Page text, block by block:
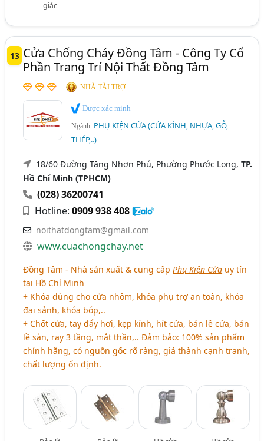
giác
13 Cửa Chống Cháy Đồng Tâm - Công Ty Cổ
Phần Trang Trí Nội Thất Đồng Tâm
NHÀ TÀI TRỢ
Được xác minh
Ngành: PHỤ KIỆN CỬA (CỬA KÍNH, NHỰA, GỖ,
THÉP,..)
18/60 Đường Tăng Nhơn Phú, Phường Phước Long,TP.
Hồ Chí Minh (TPHCM)
(028) 36200741
Hotline:0909 938 408
noithatdongtam@gmail.com
www.cuachongchay.net
Đồng Tâm - Nhà sản xuất & cung cấpPhụ Kiện Cửa uy tín
tại Hồ Chí Minh
+ Khóa dùng cho cửa nhôm, khóa phụ trợ an toàn, khóa
đại sảnh, khóa bóp,..
+ Chốt cửa, tay đẩy hơi, kẹp kính, hít cửa, bản lề cửa, bản
lề sàn, ray 3 tầng, mắt thần,..Đảm bảo: 100% sản phẩm
chính hãng, có nguồn gốc rõ ràng, giá thành cạnh tranh,
chất lượng ổn định.